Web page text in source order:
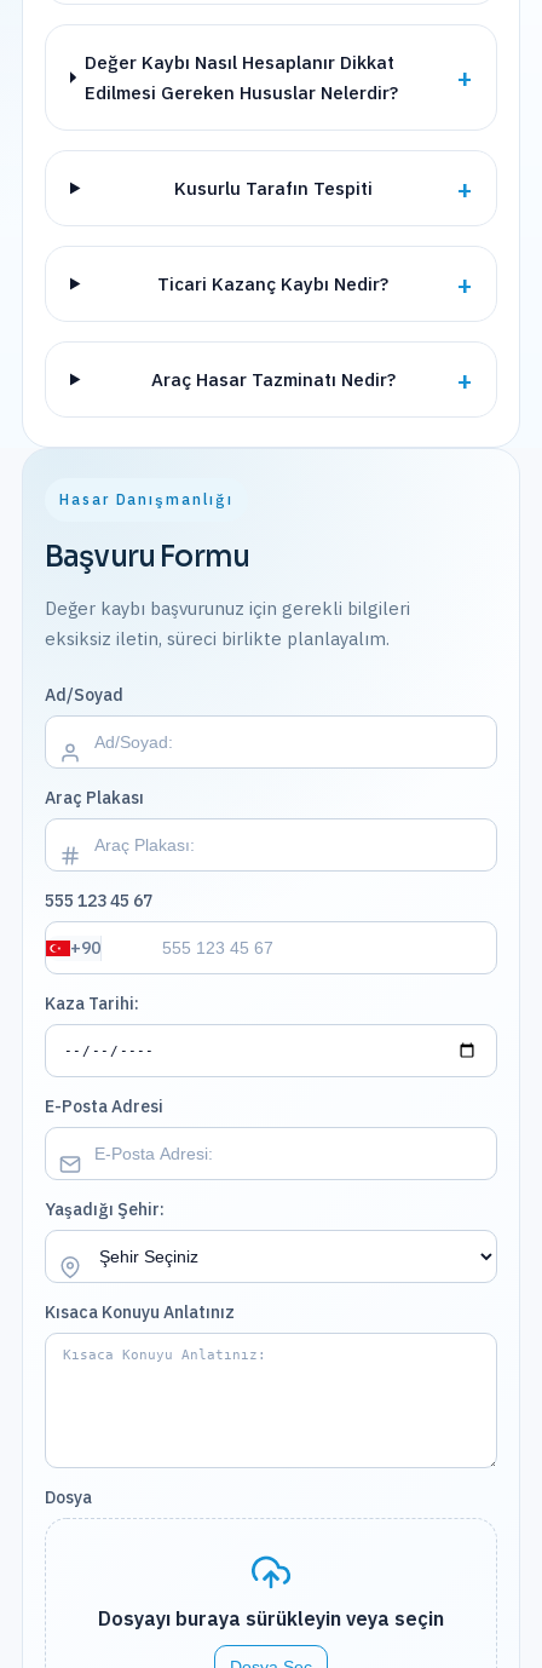
Değer Kaybı Nasıl Hesaplanır Dikkat
Edilmesi Gereken Hususlar Nelerdir?
Kusurlu Tarafın Tespiti
Ticari Kazanç Kaybı Nedir?
Araç Hasar Tazminatı Nedir?
Hasar Danışmanlığı
Başvuru Formu
Değer kaybı başvurunuz için gerekli bilgileri
eksiksiz iletin, süreci birlikte planlayalım.
Ad/Soyad
Araç Plakası
555 123 45 67
+90
Kaza Tarihi:
E-Posta Adresi
Yaşadığı Şehir:
Kısaca Konuyu Anlatınız
Dosya
Dosyayı buraya sürükleyin veya seçin